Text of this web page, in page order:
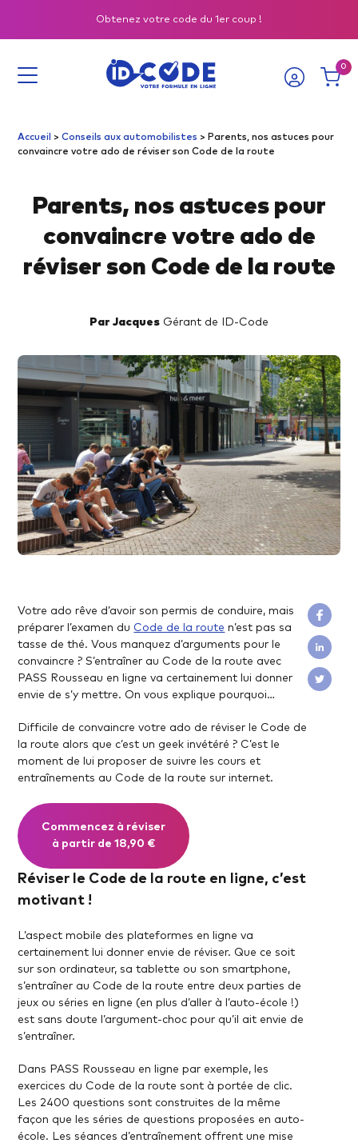
Obtenez votre code du 1er coup !
0
solutions
pour
obtenir
premier
coup
Accueil >Conseils aux automobilistes >Parents, nos astuces pour
convaincre votre ado de réviser son Code de la route
Parents, nos astuces pour
convaincre votre ado de
réviser son Code de la route
Par Jacques Gérant de ID-Code
Votre ado rêve d’avoir son permis de conduire, mais
préparer l’examen du Code de la route n’est pas sa
tasse de thé. Vous manquez d’arguments pour le
convaincre ? S’entraîner au Code de la route avec
PASS Rousseau en ligne va certainement lui donner
envie de s’y mettre. On vous explique pourquoi…
Difficile de convaincre votre ado de réviser le Code de
la route alors que c’est un geek invétéré ? C’est le
moment de lui proposer de suivre les cours et
entraînements au Code de la route sur internet.
Commencez à réviser
à partir de 18,90 €
Réviser le Code de la route en ligne, c’est
motivant !
L’aspect mobile des plateformes en ligne va
certainement lui donner envie de réviser. Que ce soit
sur son ordinateur, sa tablette ou son smartphone,
s’entraîner au Code de la route entre deux parties de
jeux ou séries en ligne (en plus d’aller à l’auto-école !)
est sans doute l’argument-choc pour qu’il ait envie de
s’entraîner.
Dans PASS Rousseau en ligne par exemple, les
exercices du Code de la route sont à portée de clic.
Les 2400 questions sont construites de la même
façon que les séries de questions proposées en auto-
école. Les séances d’entraînement offrent une mise